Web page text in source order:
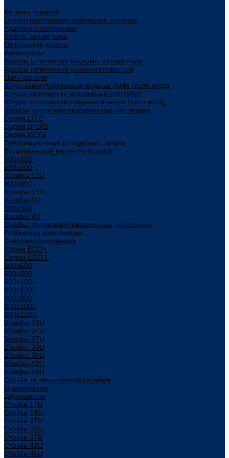
Каталог товаров
Структурированная кабельная система
Адаптеры оптические
Кабель витая пара
Оптические кроссы
Аксессуары
Кроссы оптические неукомплектованные
Кроссы оптические укомплектованные
Патч-панели
Шнур коммутационный медный RJ45 (патч-корд)
Шнуры оптические монтажные (пигтейл)
Шнуры оптические соединительные (патч-корд)
Шкафы телекоммуникационные настенные
Cерия LITE
Cерия BASIS
Cерия KEYS
Трехсекционные (откидные) шкафы
Встраиваемый настенный шкаф
600x450
600x600
Шкафы 12U
600x600
Шкафы 15U
Шкафы 6U
600x350
Шкафы 9U
Шкафы телекоммуникационные напольные
Разборная конструкция
Сварная конструкция
Серия ECO+
Серия ECO L
600x600
600x800
600х1000
600х1200
800x800
800х1000
800х1200
Шкафы 18U
Шкафы 24U
Шкафы 27U
Шкафы 30U
Шкафы 36U
Шкафы 42U
Шкафы 48U
Стойки телекоммуникационные
Однорамные
Двухрамные
Стойки 17U
Стойки 24U
Стойки 27U
Стойки 33U
Стойки 37U
Стойки 42U
Стойки 45U